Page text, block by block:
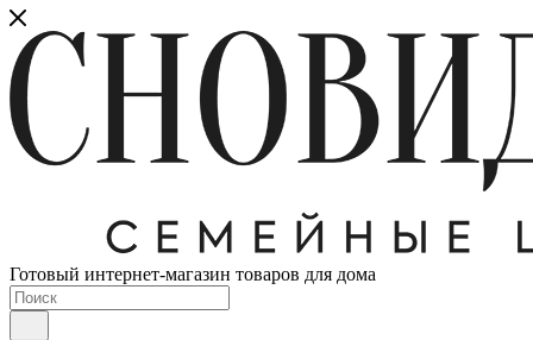
Готовый интернет-магазин товаров для дома